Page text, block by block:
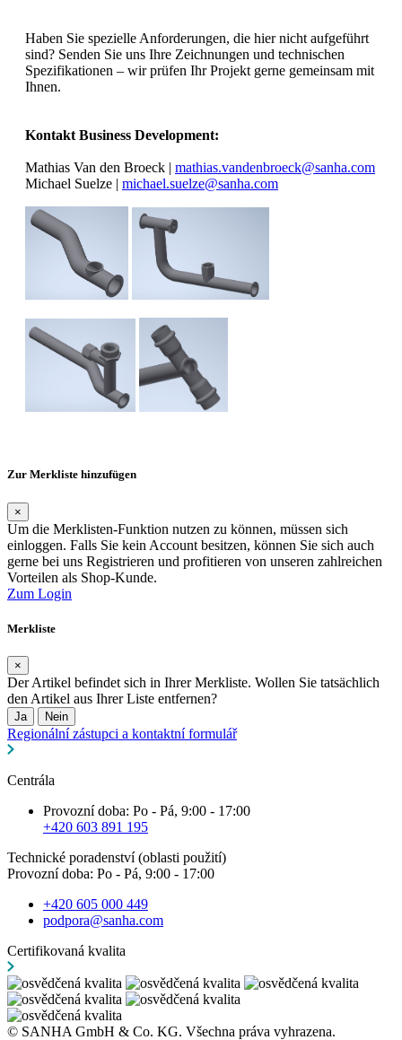
Haben Sie spezielle Anforderungen, die hier nicht aufgeführt
sind? Senden Sie uns Ihre Zeichnungen und technischen
Spezifikationen – wir prüfen Ihr Projekt gerne gemeinsam mit
Ihnen.
Kontakt Business Development:
Mathias Van den Broeck | mathias.vandenbroeck@sanha.com
Michael Suelze | michael.suelze@sanha.com
Zur Merkliste hinzufügen
×
Um die Merklisten-Funktion nutzen zu können, müssen sich
einloggen. Falls Sie kein Account besitzen, können Sie sich auch
gerne bei uns Registrieren und profitieren von unseren zahlreichen
Vorteilen als Shop-Kunde.
Zum Login
Merkliste
×
Der Artikel befindet sich in Ihrer Merkliste. Wollen Sie tatsächlich
den Artikel aus Ihrer Liste entfernen?
Ja Nein
Regionální zástupci a kontaktní formulář
Centrála
Provozní doba: Po - Pá, 9:00 - 17:00
+420 603 891 195
Technické poradenství (oblasti použití)
Provozní doba: Po - Pá, 9:00 - 17:00
+420 605 000 449
podpora@sanha.com
Certifikovaná kvalita
© SANHA GmbH & Co. KG. Všechna práva vyhrazena.